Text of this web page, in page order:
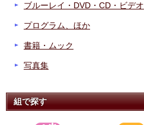
ブルーレイ・DVD・CD・ビデオ
プログラム、ほか
書籍・ムック
写真集
組で探す